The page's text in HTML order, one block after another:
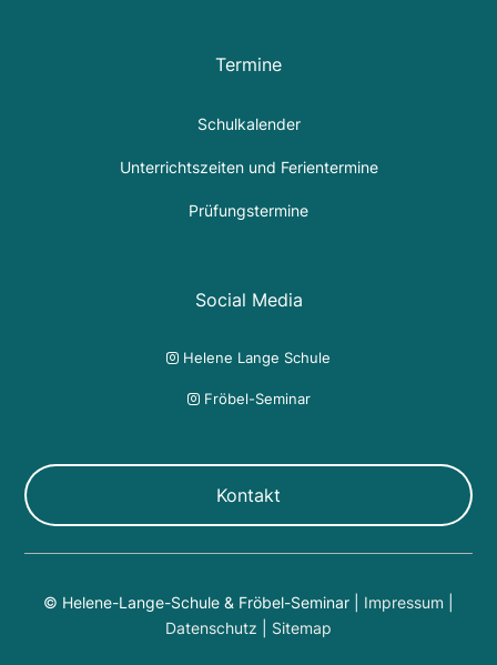
Termine
Schulkalender
Unterrichtszeiten und Ferientermine
Prüfungstermine
Social Media
 Helene Lange Schule
Fröbel-Seminar
Kontakt
© Helene-Lange-Schule & Fröbel-Seminar | Impressum
Datenschutz
Sitemap